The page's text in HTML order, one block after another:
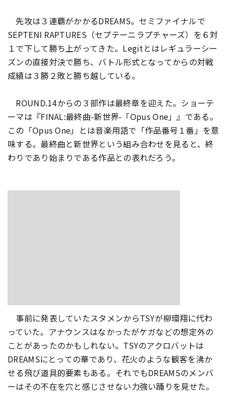
先攻は３連覇がかかるDREAMS。 セミファイナルで
SEPTENI RAPTURES（セプテーニラプチャーズ） を６対
１で下して勝ち上がってきた。 Legitとはレギュラーシー
ズンの直接対決で勝ち、 バトル形式となってからの対戦
成績は３勝２敗と勝ち越している。
ROUND.14からの３部作は最終章を迎えた。 ショーテ
ーマは『FINAL:最終曲-新世界-「Opus One」』である。
この「Opus One」とは音楽用語で「作品番号１番」を意
味する。最終曲と新世界という組み合わせを見ると、終
わりであり始まりである作品との表れだろう。
事前に発表していたスタメンからTSYが柳環翔に代わ
っていた。 アナウンスはなかったがケガなどの想定外の
ことがあったのかもしれない。 TSYのアクロバットは
DREAMSにとっての華であり、 花火のような観客を沸か
せる飛び道具的要素もある。 それでもDREAMSのメンバ
ーはその不在を穴と感じさせない力強い踊りを見せた。